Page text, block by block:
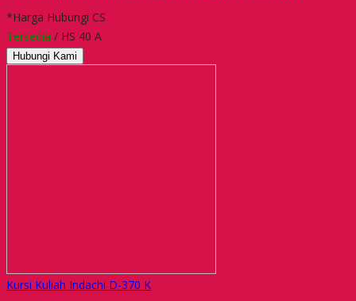
*Harga Hubungi CS
Tersedia / HS 40 A
Hubungi Kami
Kursi Kuliah Indachi D-370 K